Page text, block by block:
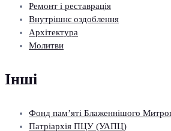
Ремонт і реставрація
Внутрішнє оздоблення
Архітектура
Молитви
Інші
Фонд пам’яті Блаженнішого
Патріархія ПЦУ (УАПЦ)